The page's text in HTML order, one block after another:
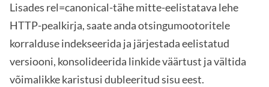
Lisades rel=canonical-tähe mitte-eelistatava lehe
HTTP-pealkirja, saate anda otsingumootoritele
korralduse indekseerida ja järjestada eelistatud
versiooni, konsolideerida linkide väärtust ja vältida
võimalikke karistusi dubleeritud sisu eest.